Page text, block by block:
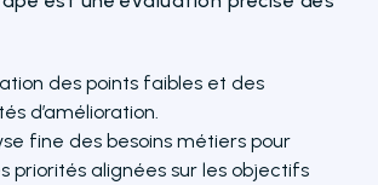
des points faibles et des
d’amélioration.
fine des besoins métiers pour
priorités alignées sur les objectifs